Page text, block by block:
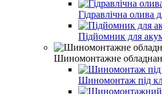
Гідравлічна олива
Підйомник для
Шиномонтажне
Шиномонтаж під